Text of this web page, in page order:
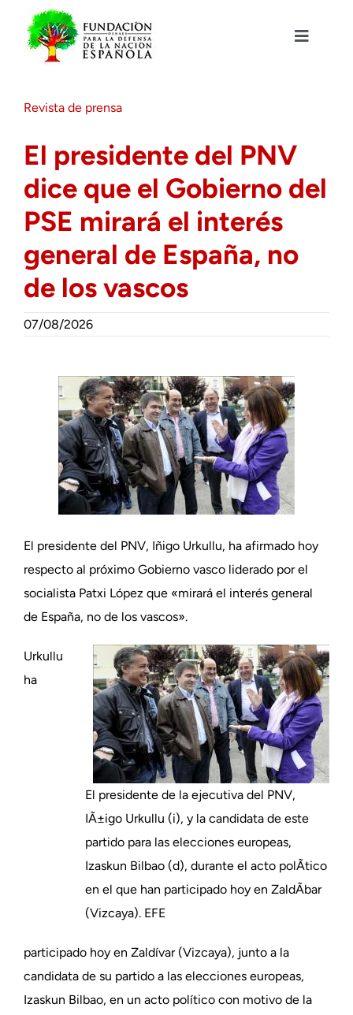
contenido
Toggle
Actualidad
Actividades
Colabora
Revista de prensa
El presidente del PNV
dice que el Gobierno del
PSE mirará el interés
general de España, no
de los vascos
07/08/2026
El presidente del PNV, Iñigo Urkullu, ha afirmado hoy
respecto al próximo Gobierno vasco liderado por el
socialista Patxi López que «mirará el interés general
de España, no de los vascos».
El presidente de la ejecutiva del PNV,
IÃ±igo Urkullu (i), y la candidata de este
partido para las elecciones europeas,
Izaskun Bilbao (d), durante el acto polÃ­tico
en el que han participado hoy en ZaldÃ­bar
(Vizcaya). EFE
Urkullu
ha
participado hoy en Zaldívar (Vizcaya), junto a la
candidata de su partido a las elecciones europeas,
Izaskun Bilbao, en un acto político con motivo de la